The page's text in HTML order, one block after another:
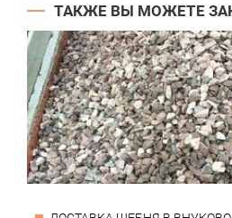
ТАКЖЕ ВЫ МОЖЕТЕ